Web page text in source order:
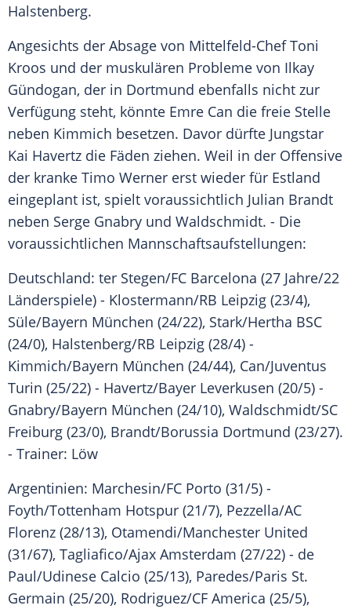
Halstenberg.
Angesichts der Absage von Mittelfeld-ChefToni
Kroos und der muskulären Probleme von Ilkay
Gündogan, der in Dortmund ebenfalls nicht zur
Verfügung steht, könnte Emre Can die freie Stelle
neben Kimmich besetzen. Davor dürfte Jungstar
Kai Havertz die Fäden ziehen. Weil in der Offensive
der kranke Timo Werner erst wieder für Estland
eingeplant ist, spielt voraussichtlich Julian Brandt
neben Serge Gnabry und Waldschmidt. - Die
voraussichtlichen Mannschaftsaufstellungen:
Deutschland: ter Stegen/FC Barcelona (27 Jahre/22
Länderspiele) - Klostermann/RB Leipzig (23/4),
Süle/Bayern München (24/22), Stark/Hertha BSC
(24/0), Halstenberg/RB Leipzig (28/4) -
Kimmich/Bayern München (24/44), Can/Juventus
Turin (25/22) - Havertz/Bayer Leverkusen (20/5) -
Gnabry/Bayern München (24/10), Waldschmidt/SC
Freiburg (23/0), Brandt/Borussia Dortmund (23/27).
- Trainer: Löw
Argentinien: Marchesin/FC Porto (31/5) -
Foyth/Tottenham Hotspur (21/7), Pezzella/AC
Florenz (28/13), Otamendi/Manchester United
(31/67), Tagliafico/Ajax Amsterdam (27/22) - de
Paul/Udinese Calcio (25/13), Paredes/Paris St.
Germain (25/20), Rodriguez/CF America (25/5),